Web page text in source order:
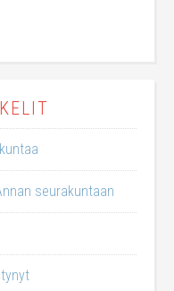
seurakuntaan